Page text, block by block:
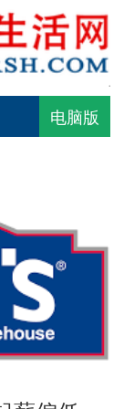
电脑版